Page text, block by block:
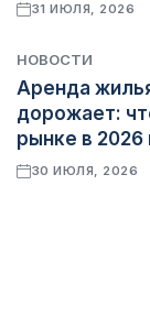
31 ИЮЛЯ, 2026
НОВОСТИ
Аренда
дорожает:
рынке в 2026
30 ИЮЛЯ, 2026